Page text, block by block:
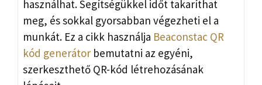
használhat. Segítségükkel időt takaríthat
meg, és sokkal gyorsabban végezheti el a
munkát. Ez a cikk használja Beaconstac QR
kód generátor bemutatni az egyéni,
szerkeszthető QR-kód létrehozásának